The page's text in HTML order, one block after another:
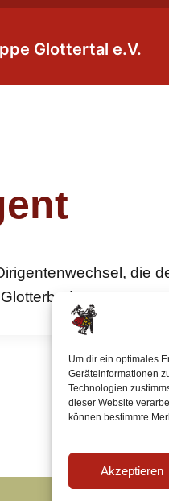
Um dir ein optimales
Geräteinformationen
Technologien
dieser Website
können bestimmte
Akzeptieren
Glottertal e.V.
die